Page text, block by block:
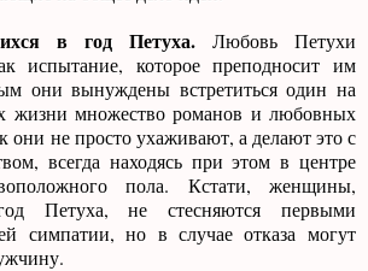
в год Петуха. Любовь Петухи
испытание, которое преподносит им
они вынуждены встретиться один на
жизни множество романов и любовных
они не просто ухаживают, а делают это с
всегда находясь при этом в центре
пола. Кстати, женщины,
Петуха, не стесняются первыми
симпатии, но в случае отказа могут